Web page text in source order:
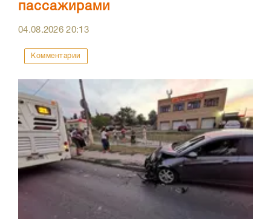
пассажирами
04.08.202620:13
Комментарии